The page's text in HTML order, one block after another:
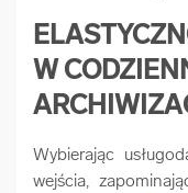
W
Wybierając
wejścia,